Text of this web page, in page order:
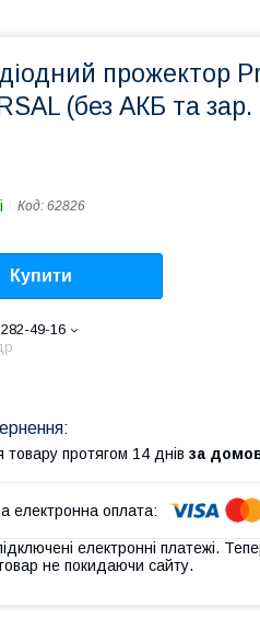
прожектор
(без АКБ та зар.
Код: 62826
Купити
49-16
товару протягом 14 днів за
електронні платежі.
не покидаючи сайту.